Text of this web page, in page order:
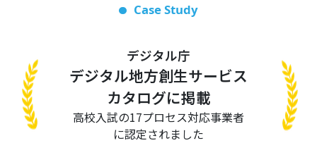
Case Study
デジタル庁
デジタル地方創生サービス
カタログに掲載
高校入試の17プロセス対応事業者
に認定されました